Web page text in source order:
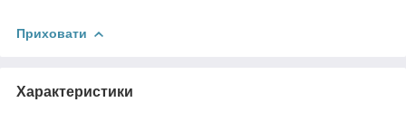
Приховати
Характеристики